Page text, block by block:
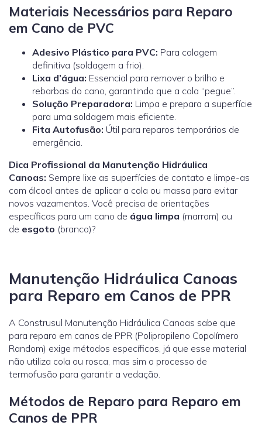
Materiais Necessários para Reparo
em Cano de PVC
Adesivo Plástico para PVC: Para colagem
definitiva (soldagem a frio).
Lixa d’água: Essencial para remover o brilho e
rebarbas do cano, garantindo que a cola “pegue”.
Solução Preparadora: Limpa e prepara a superfície
para uma soldagem mais eficiente.
Fita Autofusão: Útil para reparos temporários de
emergência.
Dica Profissional da Manutenção Hidráulica
Canoas: Sempre lixe as superfícies de contato e limpe-as
com álcool antes de aplicar a cola ou massa para evitar
novos vazamentos. Você precisa de orientações
específicas para um cano de água limpa (marrom) ou
de esgoto (branco)?
Manutenção Hidráulica Canoas
para Reparo em Canos de PPR
A Construsul Manutenção Hidráulica Canoas sabe que
para reparo em canos de PPR (Polipropileno Copolímero
Random) exige métodos específicos, já que esse material
não utiliza cola ou rosca, mas sim o processo de
termofusão para garantir a vedação.
Métodos de Reparo para Reparo em
Canos de PPR